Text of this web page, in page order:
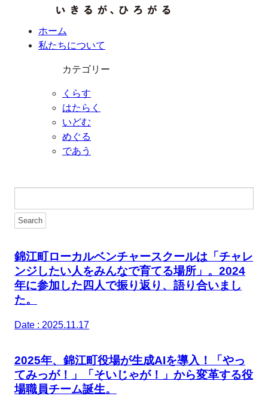
ホーム
私たちについて
カテゴリー
くらす
はたらく
いどむ
めぐる
であう
錦江町ローカルベンチャースクールは「チャレ
ンジしたい人をみんなで育てる場所」。2024
年に参加した四人で振り返り、語り合いまし
た。
Date : 2025.11.17
2025年、錦江町役場が生成AIを導入！「やっ
てみっが！」「そいじゃが！」から変革する役
場職員チーム誕生。